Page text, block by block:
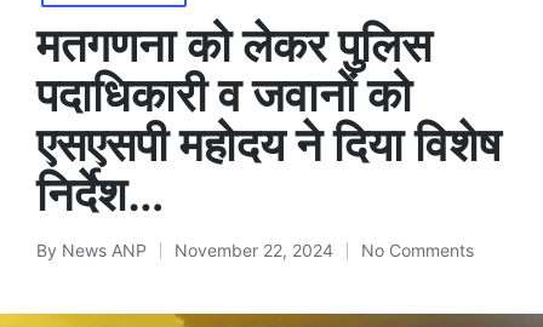
मतगणना को लेकर पुलिस
पदाधिकारी व जवानों को
एसएसपी महोदय ने दिया विशेष
निर्देश…
Posted
By News ANP November 22, 2024 No Comments